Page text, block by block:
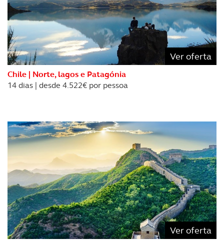
Ver oferta
Chile | Norte, lagos e Patagónia
14 dias | desde 4.522€ por pessoa
Ver oferta